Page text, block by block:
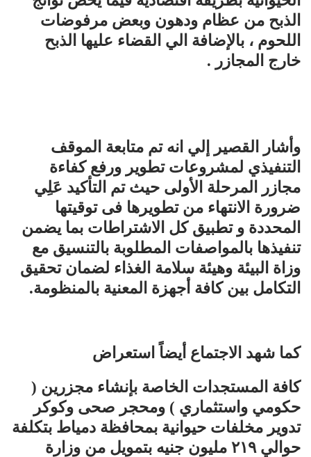
الذبح من عظام ودهون وبعض مرفوضات
اللحوم ، بالإضافة الي القضاء عليها الذبح
خارج المجازر .
وأشار القصير إلي انه تم متابعة الموقف
التنفيذي لمشروعات تطوير ورفع كفاءة
مجازر المرحلة الأولى حيث تم التأكيد عَلِي
ضرورة الانتهاء من تطويرها فى توقيتها
المحددة و تطبيق كل الاشتراطات بما يضمن
تنفيذها بالمواصفات المطلوبة بالتنسيق مع
وزاة البيئة وهيئة سلامة الغذاء لضمان تحقيق
التكامل بين كافة أجهزة المعنية بالمنظومة.
كما شهد الاجتماع أيضاً استعراض
كافة المستجدات الخاصة بإنشاء مجزرين (
حكومي واستثماري ) ومحجر صحى وكوكر
تدوير مخلفات حيوانية بمحافظة دمياط بتكلفة
حوالي ٢١٩ مليون جنيه بتمويل من وزارة